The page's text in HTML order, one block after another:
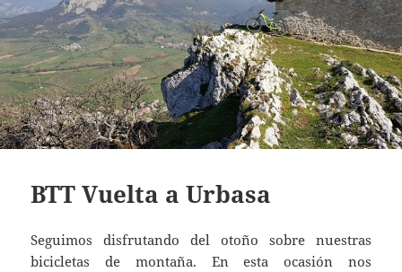
BTT Vuelta a Urbasa
Seguimos disfrutando del otoño sobre nuestras
bicicletas de montaña. En esta ocasión nos